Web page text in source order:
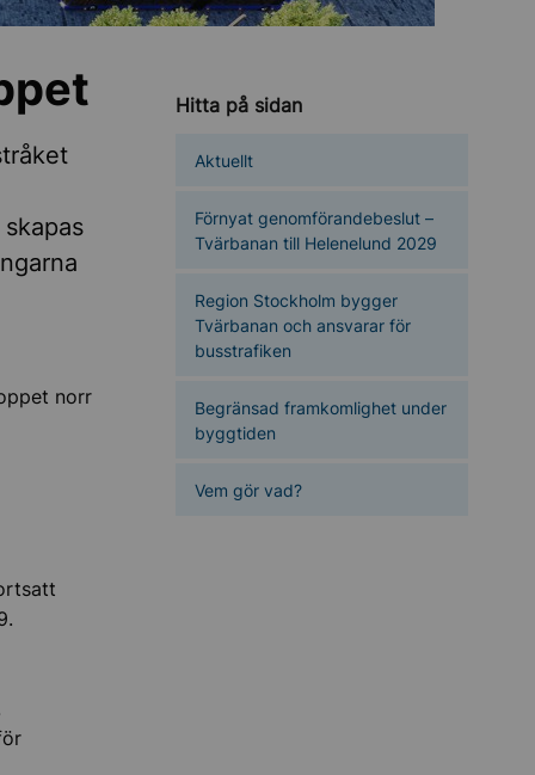
Hitta på sidan
Aktuellt
Förnyat genomförandebeslut –
Tvärbanan till Helenelund 2029
Region Stockholm bygger
Tvärbanan och ansvarar för
busstrafiken
Begränsad framkomlighet under
byggtiden
Vem gör vad?
norr